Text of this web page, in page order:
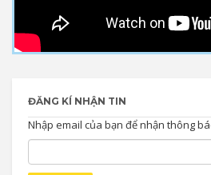
ĐĂNG KÍ NHẬN TIN
Nhập email của bạn để nhận thông